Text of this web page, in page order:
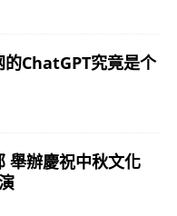
的ChatGPT究竟是个
舉辦慶祝中秋文化